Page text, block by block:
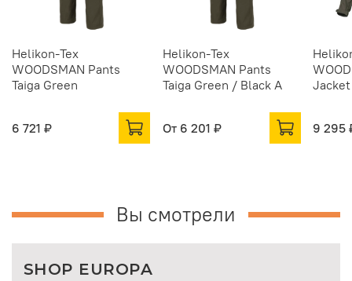
Helikon-Tex
WOODSMAN Pants
Taiga Green
6 721 ₽
Helikon-Tex
WOODSMAN Pants
Taiga Green / Black A
От 6 201 ₽
Jacket
9 295
Вы смотрели
SHOP EUROPA